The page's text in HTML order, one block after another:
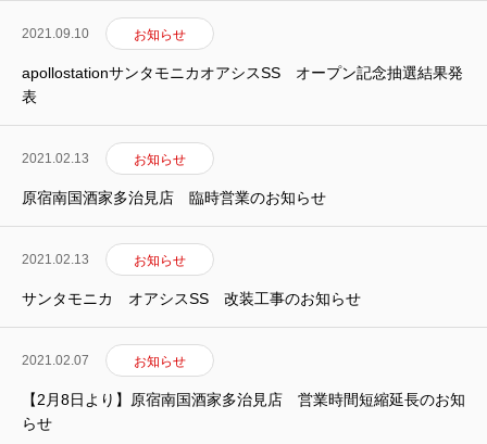
2021.09.10 お知らせ
apollostationサンタモニカオアシスSS オープン記念抽選結果発
表
2021.02.13 お知らせ
原宿南国酒家多治見店 臨時営業のお知らせ
2021.02.13 お知らせ
サンタモニカ オアシスSS 改装工事のお知らせ
2021.02.07 お知らせ
【2月8日より】原宿南国酒家多治見店 営業時間短縮延長のお知
らせ